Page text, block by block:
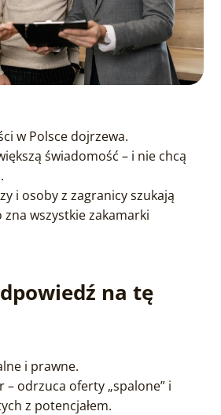
w Polsce dojrzewa.
świadomość – i nie chcą
i osoby z zagranicy szukają
wszystkie zakamarki
na tę
i prawne.
– odrzuca oferty „spalone” i
z potencjałem.